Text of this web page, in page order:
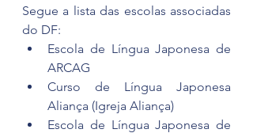
Segue a lista das escolas associadas
do DF:
Escola de Língua Japonesa de
ARCAG
Curso de Língua Japonesa
Aliança (Igreja Aliança)
Escola de Língua Japonesa de